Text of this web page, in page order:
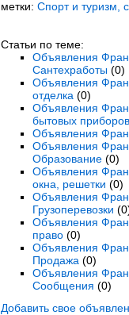
метки: Спорт и туризм,
Статьи по теме:
Объявления
Сантехработы(0)
Объявления
отделка (0)
Объявления
бытовых приборов
Объявления
Объявления
Образование(0)
Объявления
окна, решетки (0)
Объявления
Грузоперевозки
Объявления
право(0)
Объявления
Продажа (0)
Объявления
Сообщения (0)
Добавить свое